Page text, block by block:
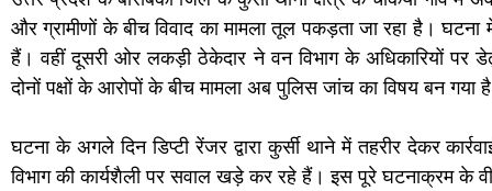
और ग्रामीणों के बीच विवाद का मामला तूल पकड़ता जा रहा है।
हैं। वहीं दूसरी ओर लकड़ी ठेकेदार ने वन विभाग के अधिकारियों पर
दोनों पक्षों के आरोपों के बीच मामला अब पुलिस जांच का विषय बन गया
घटना के अगले दिन डिप्टी रेंजर द्वारा कुर्सी थाने में तहरीर देकर
विभाग की कार्यशैली पर सवाल खड़े कर रहे हैं। इस पूरे घटनाक्रम के